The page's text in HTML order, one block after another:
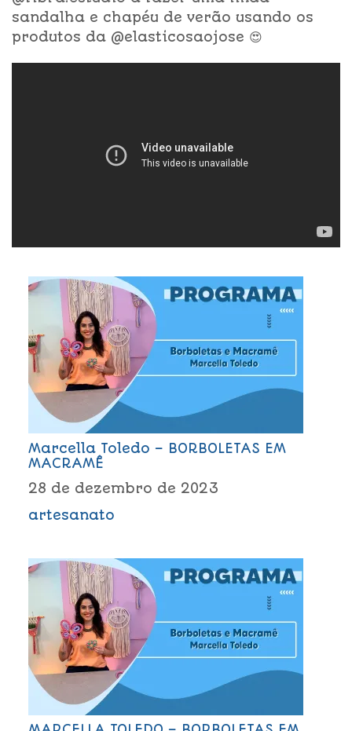
sandalha e chapéu de verão usando os
produtos da @elasticosaojose 😍
Marcella Toledo – BORBOLETAS EM
MACRAMÊ
28 de dezembro de 2023
artesanato